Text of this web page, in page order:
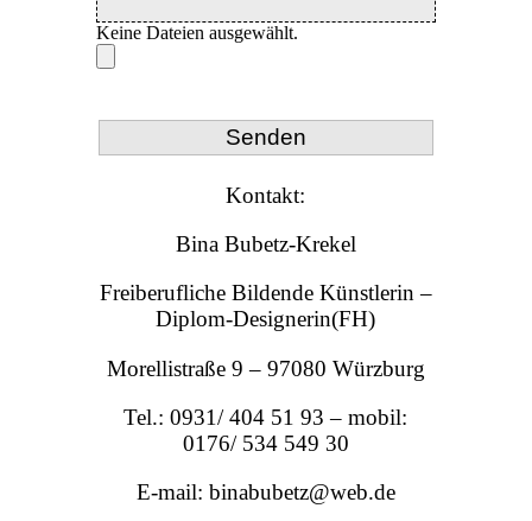
Keine Dateien ausgewählt.
Kontakt:
Bina Bubetz-Krekel
Freiberufliche Bildende Künstlerin –
Diplom-Designerin(FH)
Morellistraße 9 – 97080 Würzburg
Tel.: 0931/ 404 51 93 – mobil:
0176/ 534 549 30
E-mail: binabubetz@web.de